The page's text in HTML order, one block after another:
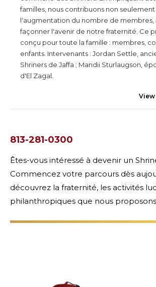
NOTRE PHILANTHROPIE
WOMEN IMPACTING
familles, nous contribuons non seulement
l'augmentation du nombre de membres,
façonner l'avenir de notre fraternité. Ce
conçu pour toute la famille : membres,
enfants. Intervenants : Jordan Settle,
Shriners de Jaffa ; Mandii Sturlaugson,
d'El Zagal.
813-281-0300
Êtes-vous intéressé à devenir un
Commencez votre parcours dès
découvrez la fraternité, les activités
philanthropiques que nous